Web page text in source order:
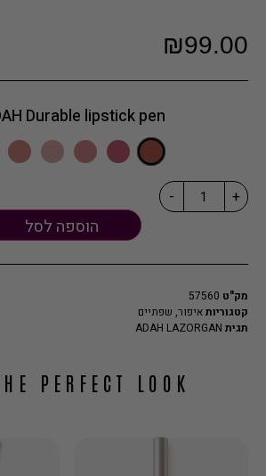
₪99.00
Durable lipstick pen
- +
הוספה לסל
מק"ט 57560
קטגוריותאיפור, שפתיים
תגית ADAH LAZORGAN
PERFECT LOOK